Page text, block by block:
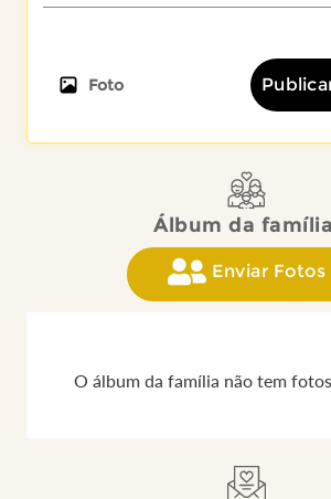
Foto
Álbum da
Enviar Fotos
O álbum da família não tem